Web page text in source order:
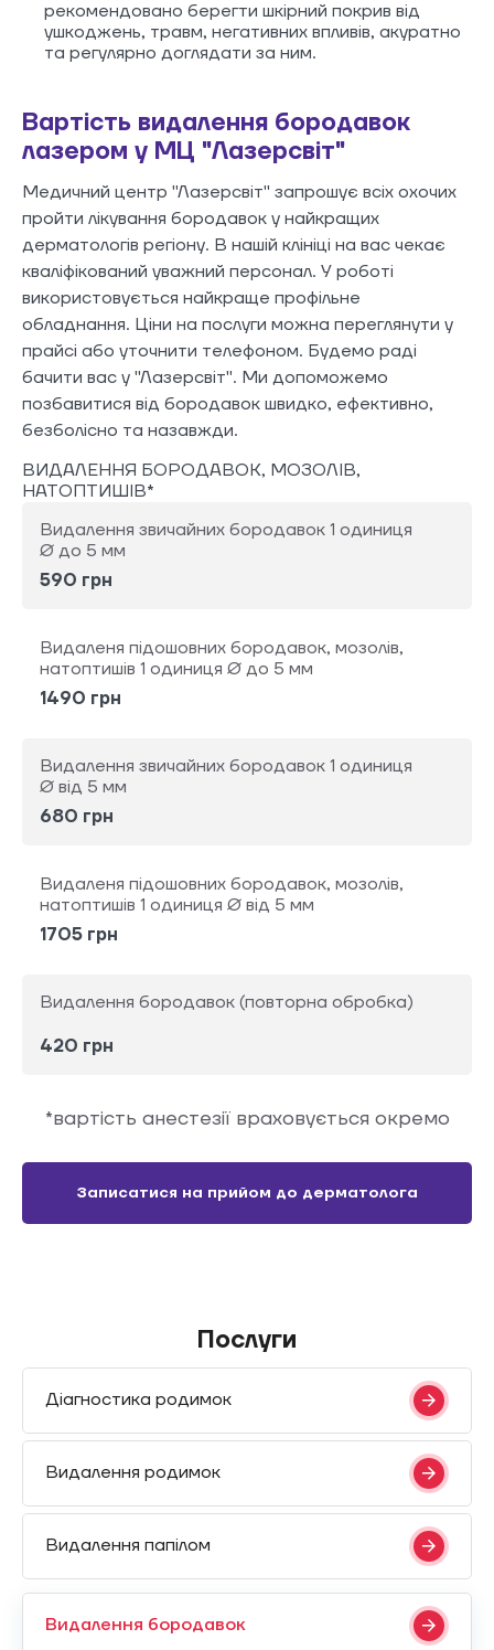
рекомендовано берегти шкірний покрив від
ушкоджень, травм, негативних впливів, акуратно
та регулярно доглядати за ним.
Вартість видалення бородавок
лазером у МЦ "Лазерсвіт"
Медичний центр "Лазерсвіт" запрошує всіх охочих
пройти лікування бородавок у найкращих
дерматологів регіону. В нашій клініці на вас чекає
кваліфікований уважний персонал. У роботі
використовується найкраще профільне
обладнання. Ціни на послуги можна переглянути у
прайсі або уточнити телефоном. Будемо раді
бачити вас у "Лазерсвіт". Ми допоможемо
позбавитися від бородавок швидко, ефективно,
безболісно та назавжди.
ВИДАЛЕННЯ БОРОДАВОК, МОЗОЛІВ,
НАТОПТИШІВ*
Видалення звичайних бородавок 1 одиниця
Ø до 5 мм
590 грн
Видаленя підошовних бородавок, мозолів,
натоптишів 1 одиниця Ø до 5 мм
1490 грн
Видалення звичайних бородавок 1 одиниця
Ø від 5 мм
680 грн
Видаленя підошовних бородавок, мозолів,
натоптишів 1 одиниця Ø від 5 мм
1705 грн
Видалення бородавок (повторна обробка)
420 грн
*вартість анестезії враховується окремо
Записатися на прийом до дерматолога
Послуги
Діагностика родимок
Видалення родимок
Видалення папілом
Видалення бородавок